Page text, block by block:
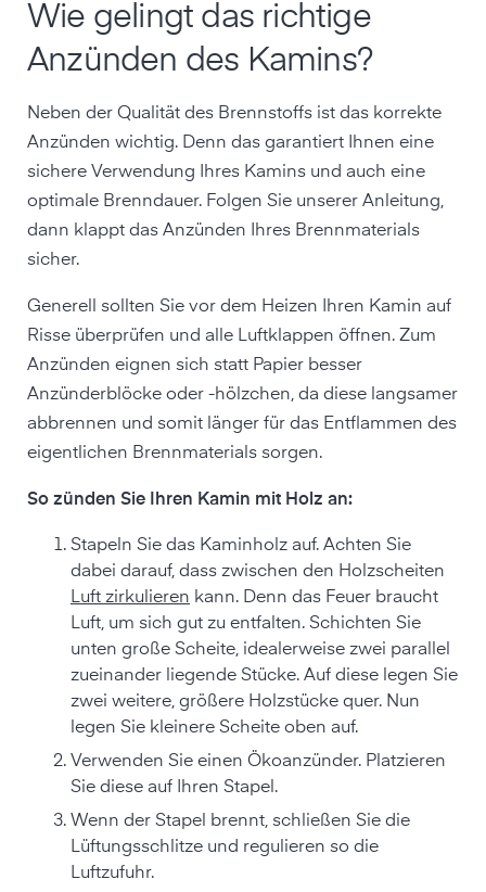
Wie gelingt das richtige
Anzünden des Kamins?
Neben der Qualität des Brennstoffs ist das korrekte
Anzünden wichtig. Denn das garantiert Ihnen eine
sichere Verwendung Ihres Kamins und auch eine
optimale Brenndauer. Folgen Sie unserer Anleitung,
dann klappt das Anzünden Ihres Brennmaterials
sicher.
Generell sollten Sie vor dem Heizen Ihren Kamin auf
Risse überprüfen und alle Luftklappen öffnen. Zum
Anzünden eignen sich statt Papier besser
Anzünderblöcke oder -hölzchen, da diese langsamer
abbrennen und somit länger für das Entflammen des
eigentlichen Brennmaterials sorgen.
So zünden Sie Ihren Kamin mit Holz an:
Stapeln Sie das Kaminholz auf. Achten Sie
dabei darauf, dass zwischen den Holzscheiten
Luft zirkulieren kann. Denn das Feuer braucht
Luft, um sich gut zu entfalten. Schichten Sie
unten große Scheite, idealerweise zwei parallel
zueinander liegende Stücke. Auf diese legen Sie
zwei weitere, größere Holzstücke quer. Nun
legen Sie kleinere Scheite oben auf.
Verwenden Sie einen Ökoanzünder. Platzieren
Sie diese auf Ihren Stapel.
Wenn der Stapel brennt, schließen Sie die
Lüftungsschlitze und regulieren so die
Luftzufuhr.